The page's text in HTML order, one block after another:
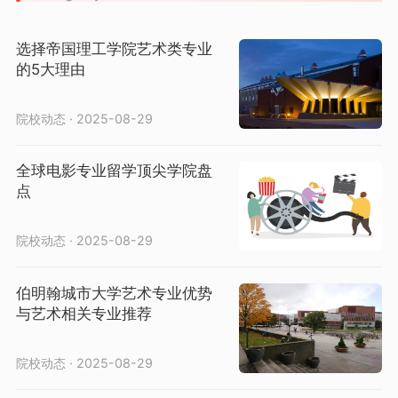
选择帝国理工学院艺术类专业
的5大理由
院校动态 · 2025-08-29
全球电影专业留学顶尖学院盘
点
院校动态 · 2025-08-29
伯明翰城市大学艺术专业优势
与艺术相关专业推荐
院校动态 · 2025-08-29